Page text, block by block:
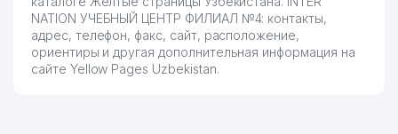
NATION УЧЕБНЫЙ ЦЕНТР ФИЛИАЛ №4: контакты,
адрес, телефон, факс, сайт, расположение,
ориентиры и другая дополнительная информация на
сайте Yellow Pages Uzbekistan.